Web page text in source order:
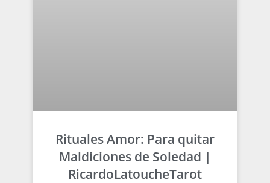
Rituales Amor: Para quitar
Maldiciones de Soledad |
RicardoLatoucheTarot